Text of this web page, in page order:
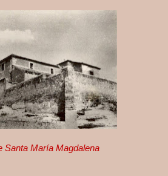
Santa María Magdalena